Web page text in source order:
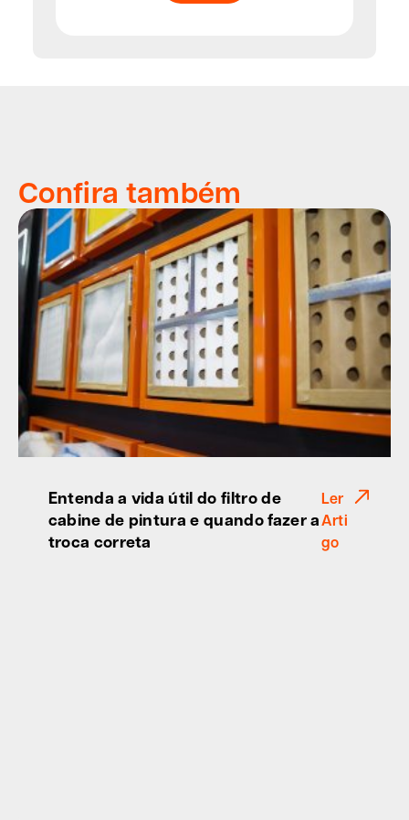
Confira também
Entenda a vida útil do filtro de
cabine de pintura e quando fazer a
troca correta
Ler
Arti
go